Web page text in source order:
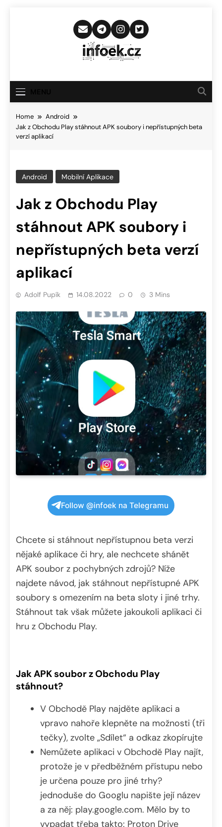
Infoek.cz
Novinkám
Home
Android
Jak z Obchodu Play stáhnout APK soubory i nepřístupných beta
verzí aplikací
Android Mobilní Aplikace
Jak z Obchodu Play
stáhnout APK soubory i
nepřístupných beta verzí
aplikací
Adolf Pupík 14.08.2022 0 3 Mins
Follow @infoek na Telegramu
Chcete si stáhnout nepřístupnou beta verzi
nějaké aplikace či hry, ale nechcete shánět
APK soubor z pochybných zdrojů? Níže
najdete návod, jak stáhnout nepřístupné APK
soubory s omezením na beta sloty i jiné trhy.
Stáhnout tak však můžete jakoukoli aplikaci či
hru z Obchodu Play.
Jak APK soubor z Obchodu Play
stáhnout?
V Obchodě Play najděte aplikaci a
vpravo nahoře klepněte na možnosti (tři
tečky), zvolte „Sdílet“ a odkaz zkopírujte
Nemůžete aplikaci v Obchodě Play najít,
protože je v předběžném přístupu nebo
je určena pouze pro jiné trhy?
jednoduše do Googlu napište její název
a za něj: play.google.com. Mělo by to
vypadat třeba takto: Proton Drive